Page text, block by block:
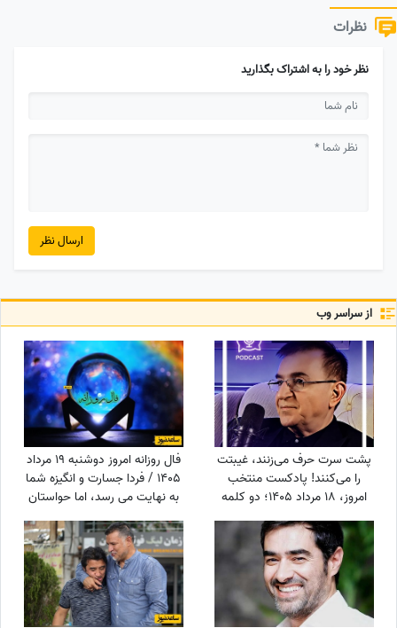
نظرات
نظر خود را به اشتراک بگذارید
ارسال نظر
از سراسر وب
پشت سرت حرف می‌زنند، غیبتت
را می‌کنند! پادکست منتخب
امروز، 18 مرداد 1405؛ دو کلمه
حرف حساب از دکتر انوشه که با
طلای 18 عیار برابری می‌کنه!
فال روزانه امروز دوشنبه 19 مرداد
1405 / فردا جسارت و انگیزه شما
به نهایت می رسد، اما حواستان
باشد که با احتیاط قدم برداری